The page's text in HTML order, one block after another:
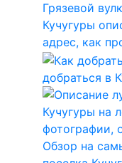
Грязевой
Кучугуры
адрес, как
добраться в
Обзор на